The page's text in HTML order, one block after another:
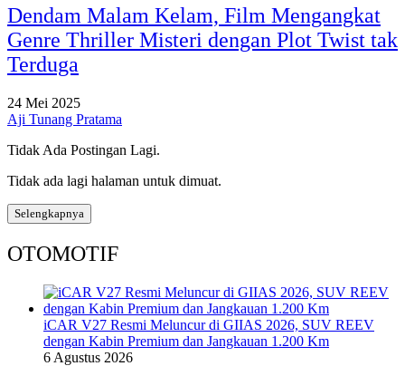
Dendam Malam Kelam, Film Mengangkat
Genre Thriller Misteri dengan Plot Twist tak
Terduga
24 Mei 2025
Aji Tunang Pratama
Tidak Ada Postingan Lagi.
Tidak ada lagi halaman untuk dimuat.
Selengkapnya
OTOMOTIF
iCAR V27 Resmi Meluncur di GIIAS 2026, SUV REEV
dengan Kabin Premium dan Jangkauan 1.200 Km
6 Agustus 2026